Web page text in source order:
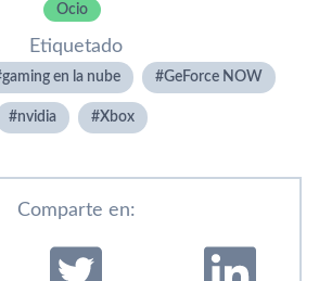
Ocio
Etiquetado
gaming en la nube GeForce NOW
nvidia Xbox
Comparte en: